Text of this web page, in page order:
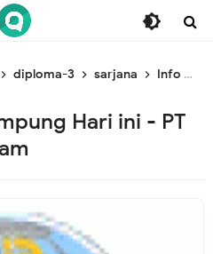
end */
diploma-3 sarjana Info Pekerjaan Lampung Hari ini - PT Nipindo Berkat Alam
Hari ini - PT